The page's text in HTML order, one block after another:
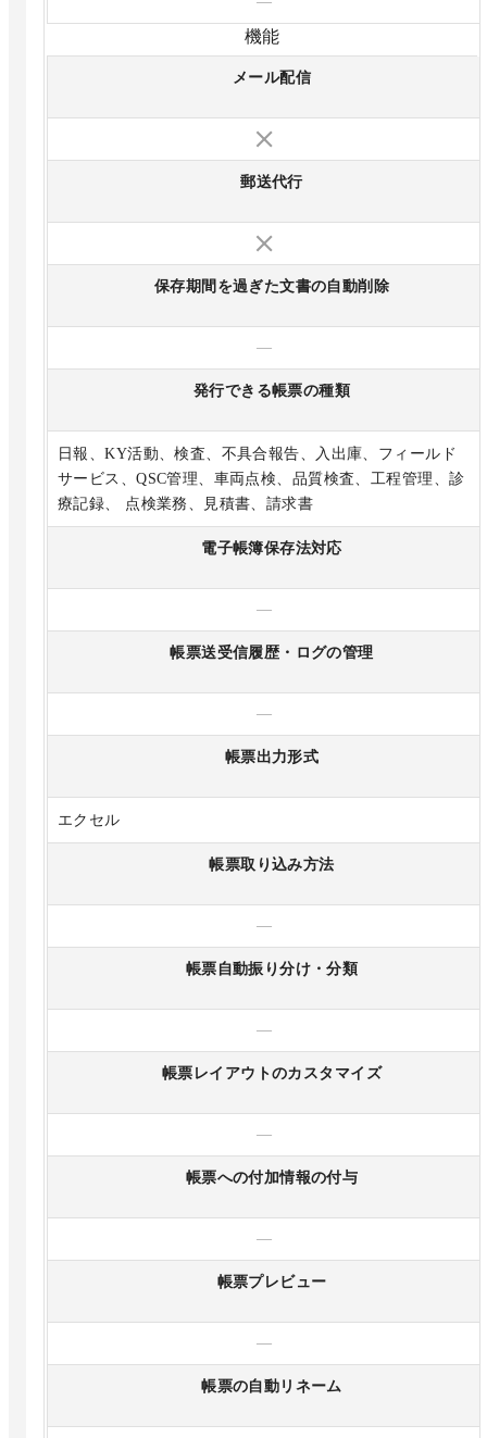
機能
メール配信
郵送代行
保存期間を過ぎた文書の自動削除
—
発行できる帳票の種類
日報、KY活動、検査、不具合報告、入出庫、フィールド
サービス、QSC管理、車両点検、品質検査、工程管理、診
療記録、 点検業務、見積書、請求書
電子帳簿保存法対応
—
帳票送受信履歴・ログの管理
—
帳票出力形式
エクセル
帳票取り込み方法
—
帳票自動振り分け・分類
—
帳票レイアウトのカスタマイズ
—
帳票への付加情報の付与
—
帳票プレビュー
—
帳票の自動リネーム